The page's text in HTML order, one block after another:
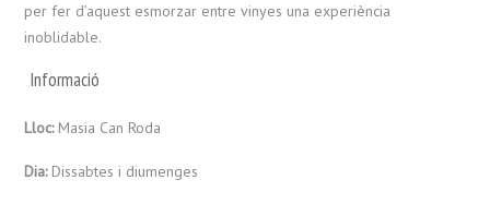
per fer d’aquest esmorzar entre vinyes una experiència
inoblidable.
Informació
Lloc:Masia Can Roda
Dia: Dissabtes i diumenges